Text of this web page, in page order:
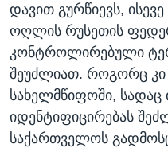
დავით გურწიევს,
ოღლის რუსეთის
კონტროლირებული
შეუძლიათ. როგორც კი
სახელმწიფოში,
იდენტიფიცირებას
საქართველოს